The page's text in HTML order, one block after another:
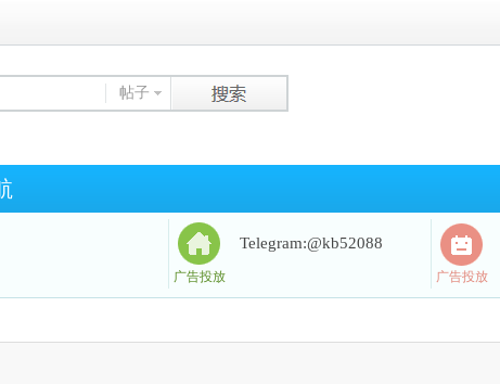
帖子
广告投放
Telegram:@kb52088
广告投放